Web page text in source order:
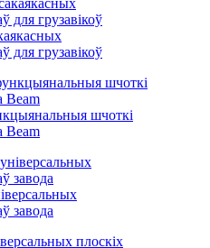
для грузавікоў
шчоткі
Beam
завода